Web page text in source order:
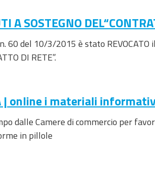
A SOSTEGNO
del 10/3/2015 è stato REVOCATO
DI RETE”.
| online i materiali
dalle Camere di commercio per
in pillole